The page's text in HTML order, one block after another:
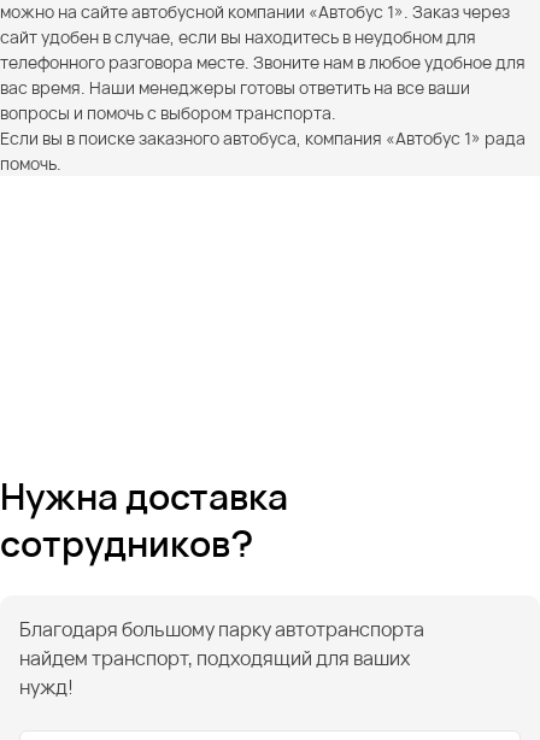
можно на сайте автобусной компании «Автобус 1». Заказ через
сайт удобен в случае, если вы находитесь в неудобном для
телефонного разговора месте. Звоните нам в любое удобное для
вас время. Наши менеджеры готовы ответить на все ваши
вопросы и помочь с выбором транспорта.
Если вы в поиске заказного автобуса, компания «Автобус 1» рада
помочь.
Нужна доставка
сотрудников?
Благодаря большому парку автотранспорта
найдем транспорт, подходящий для ваших
нужд!